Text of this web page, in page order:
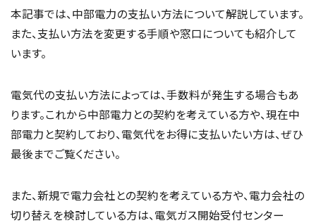
本記事では、中部電力の支払い方法について解説しています。
また、支払い方法を変更する手順や窓口についても紹介して
います。
電気代の支払い方法によっては、手数料が発生する場合もあ
ります。これから中部電力との契約を考えている方や、現在中
部電力と契約しており、電気代をお得に支払いたい方は、ぜひ
最後までご覧ください。
また、新規で電力会社との契約を考えている方や、電力会社の
切り替えを検討している方は、電気ガス開始受付センター